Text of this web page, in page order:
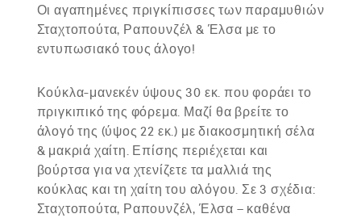
Οι αγαπημένες πριγκίπισσες των παραμυθιών
Σταχτοπούτα, Ραπουνζέλ & Έλσα με το
εντυπωσιακό τους άλογο!
Κούκλα-μανεκέν ύψους 30 εκ. που φοράει το
πριγκιπικό της φόρεμα. Μαζί θα βρείτε το
άλογό της (ύψος 22 εκ.) με διακοσμητική σέλα
& μακριά χαίτη. Επίσης περιέχεται και
βούρτσα για να χτενίζετε τα μαλλιά της
κούκλας και τη χαίτη του αλόγου. Σε 3 σχέδια:
Σταχτοπούτα, Ραπουνζέλ, Έλσα – καθένα